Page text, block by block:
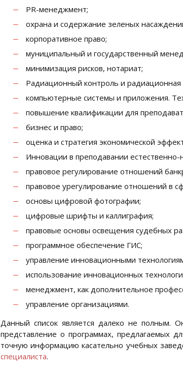
PR-менеджмент;
охрана и содержание зеленых
корпоративное право;
муниципальный и государственный
минимизация рисков, нотариат;
Радиационный контроль и радиационная
компьютерные системы и приложения.
повышение квалификации для
бизнес и право;
оценка и стратегия экономической
Инновации в преподавании
правовое регулирование отношений
правовое урегулирование отношений в
основы цифровой фотографии;
цифровые шрифты и каллиграфия;
правовые основы освещения судебных
программное обеспечение ГИС;
управление инновационными
использование инновационных
менеджмент, как дополнительное
управление организациями.
Данный список является далеко не полным.
представление о программах, предлагаемых
точную информацию касательно учебных
специалиста.